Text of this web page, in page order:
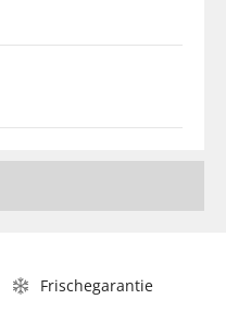
Frischegarantie